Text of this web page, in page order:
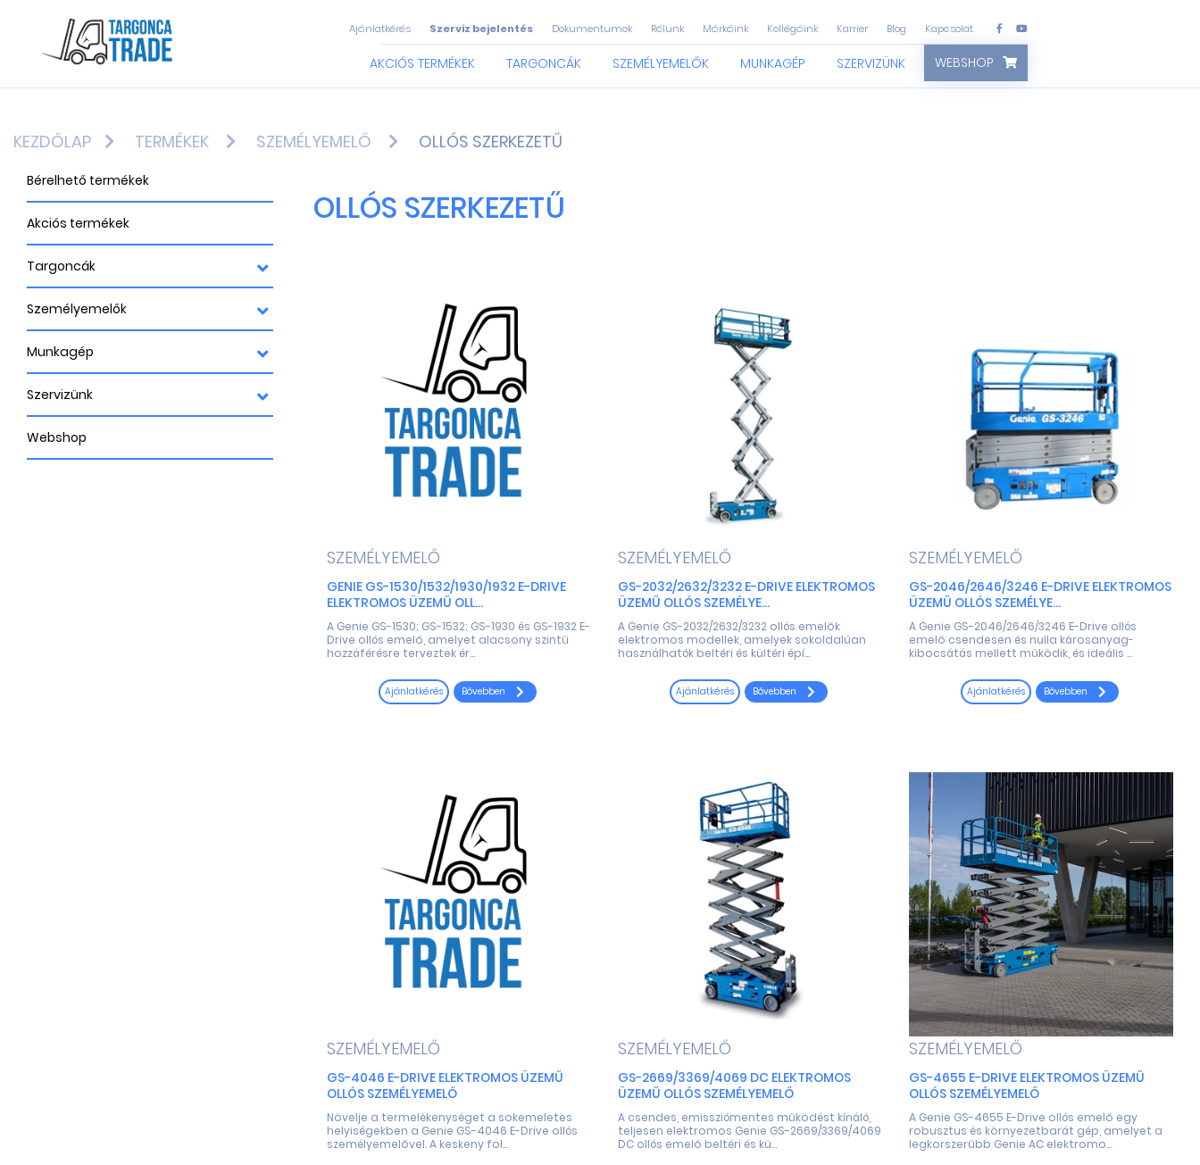
Ajánlatkérés Szerviz bejelentés Dokumentumok Rólunk Márkáink Kollégáink Karrier Blog Kapcsolat
AKCIÓS TERMÉKEK TARGONCÁK SZEMÉLYEMELŐK MUNKAGÉP SZERVIZÜNK WEBSHOP
KEZDŐLAP TERMÉKEK SZEMÉLYEMELŐ OLLÓS SZERKEZETŰ
Bérelhető termékek
Akciós termékek
Targoncák
Személyemelők
Munkagép
Szervizünk
Webshop
OLLÓS SZERKEZETŰ
SZEMÉLYEMELŐ
GENIE GS-1530/1532/1930/1932 E-DRIVE
ELEKTROMOS ÜZEMŰ OLL...
A Genie GS-1530; GS-1532; GS-1930 és GS-1932 E-
Drive ollós emelő, amelyet alacsony szintű
hozzáférésre terveztek ér...
Ajánlatkérés Bővebben
SZEMÉLYEMELŐ
GS-2032/2632/3232 E-DRIVE ELEKTROMOS
ÜZEMŰ OLLÓS SZEMÉLYE...
A Genie GS-2032/2632/3232 ollós emelők
elektromos modellek, amelyek sokoldalúan
használhatók beltéri és kültéri épí...
Ajánlatkérés Bővebben
SZEMÉLYEMELŐ
GS-2046/2646/3246 E-DRIVE ELEKTROMOS
ÜZEMŰ OLLÓS SZEMÉLYE...
A Genie GS-2046/2646/3246 E-Drive ollós
emelő csendesen és nulla károsanyag-
kibocsátás mellett működik, és ideális ...
Ajánlatkérés Bővebben
SZEMÉLYEMELŐ
GS-4046 E-DRIVE ELEKTROMOS ÜZEMŰ
OLLÓS SZEMÉLYEMELŐ
Növelje a termelékenységet a sokemeletes
helyiségekben a Genie GS-4046 E-Drive ollós
személyemelővel. A keskeny fol...
SZEMÉLYEMELŐ
GS-2669/3369/4069 DC ELEKTROMOS
ÜZEMŰ OLLÓS SZEMÉLYEMELŐ
A csendes, emissziómentes működést kínáló,
teljesen elektromos Genie GS-2669/3369/4069
DC ollós emelő beltéri és kü...
SZEMÉLYEMELŐ
GS-4655 E-DRIVE ELEKTROMOS ÜZEMŰ
OLLÓS SZEMÉLYEMELŐ
A Genie GS-4655 E-Drive ollós emelő egy
robusztus és környezetbarát gép, amelyet a
legkorszerűbb Genie AC elektromo...